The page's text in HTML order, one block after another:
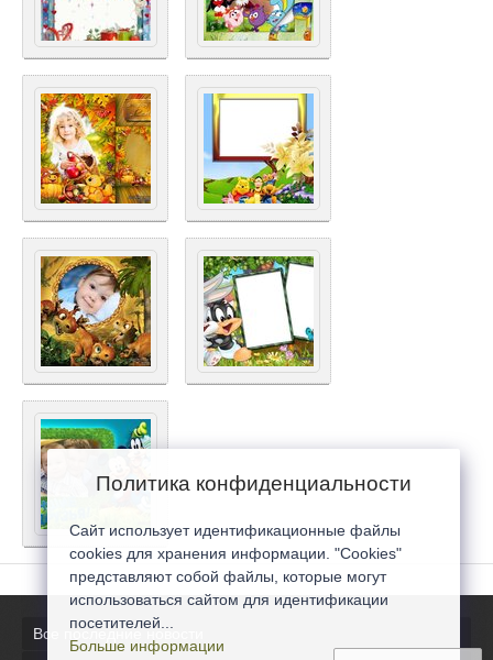
Все последние новости
Политика конфиденциальности
Сайт использует идентификационные файлы
cookies для хранения информации. "Cookies"
представляют собой файлы, которые могут
использоваться сайтом для идентификации
посетителей...
Больше информации